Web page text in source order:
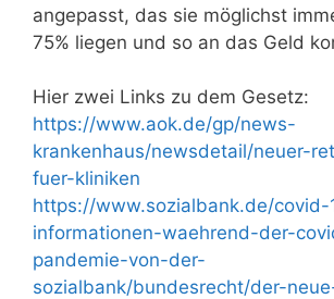
angepasst, das sie möglichst
75% liegen und so an das Geld
Hier zwei Links zu dem Gesetz:
https://www.aok.de/gp/news-
krankenhaus/newsdetail/neuer-
fuer-kliniken
https://www.sozialbank.de/covid-
informationen-waehrend-der-
pandemie-von-der-
sozialbank/bundesrecht/der-